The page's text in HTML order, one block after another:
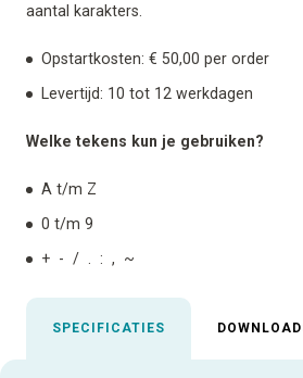
aantal karakters.
Opstartkosten: € 50,00 per order
Levertijd: 10 tot 12 werkdagen
Welke tekens kun je gebruiken?
A t/m Z
0 t/m 9
+ - / . : , ~
SPECIFICATIES